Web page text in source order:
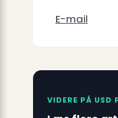
E-mail
VIDERE PÅ USD